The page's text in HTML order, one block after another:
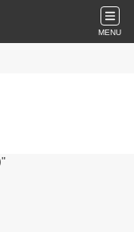
MENU